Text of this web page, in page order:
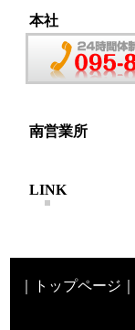
本社
南営業所
LINK
トップページ